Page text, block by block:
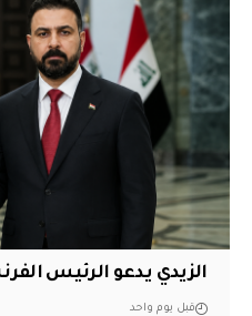
الزيدي يدعو الرئيس
قبل يوم واحد